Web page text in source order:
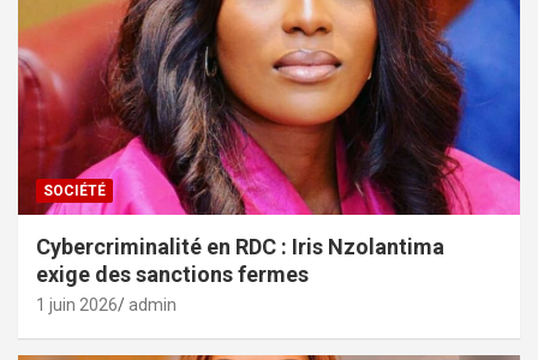
SOCIÉTÉ
Cybercriminalité en RDC : Iris Nzolantima
exige des sanctions fermes
1 juin 2026 admin